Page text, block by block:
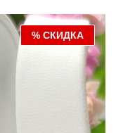
% СКИДКА